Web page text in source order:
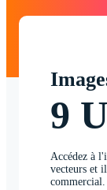
9
Accédez à
vecteurs et
commercial.